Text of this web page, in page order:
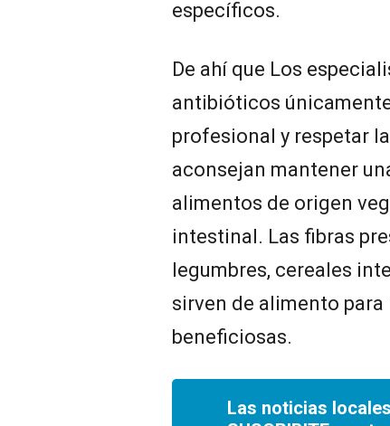
específicos.
De ahí que Los
antibióticos
profesional y respetar
aconsejan mantener
alimentos de origen
intestinal. Las fibras
legumbres, cereales
sirven de alimento
beneficiosas.
Las noticias